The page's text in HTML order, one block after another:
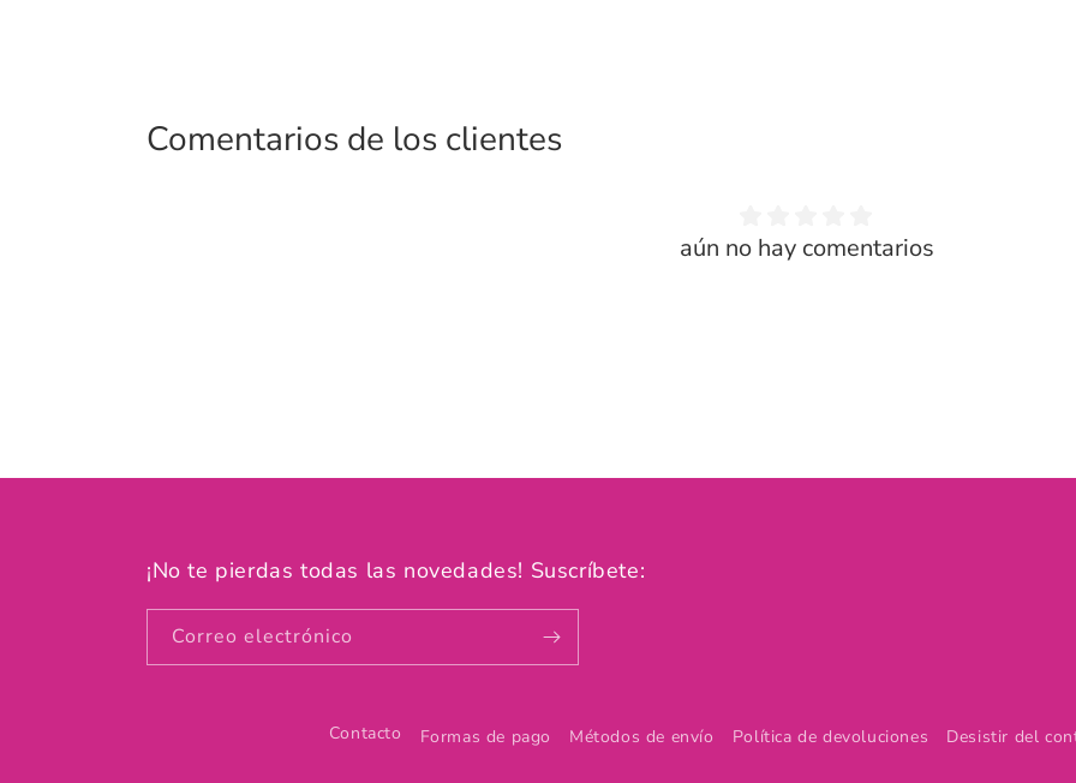
Comentarios de los clientes
aún no hay comentarios
Contacto Formas de pago Métodos de envío Política de devoluciones Desistir del
¡No te pierdas todas las novedades! Suscríbete:
Correo electrónico